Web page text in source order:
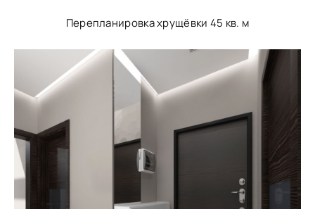
Перепланировка хрущёвки 45 кв. м